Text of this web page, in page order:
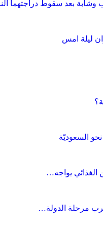
بعد سقوط دراجتهما
ليلة امس
السعوديّة
الغذائي يواجه…